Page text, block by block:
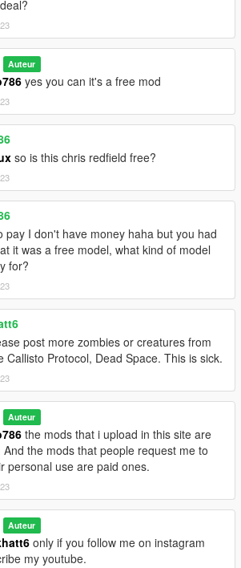
Auteur
yes you can it's a free mod
so is this chris redfield free?
pay I don't have money haha but you had
it was a free model, what kind of model
for?
post more zombies or creatures from
Callisto Protocol, Dead Space. This is sick.
Auteur
the mods that i upload in this site are
the mods that people request me to
personal use are paid ones.
Auteur
only if you follow me on instagram
my youtube.